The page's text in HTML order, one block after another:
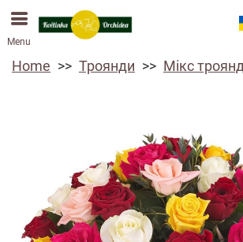
Ми приймаємо замовлення через
магазин. Найближча можлива
13.08.2026 у зв’язку з
Menu
Home Троянди Мікс